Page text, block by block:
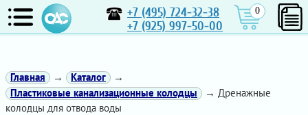
+7 (495) 724-32-38
+7 (925) 997-50-00
0
Главная → Каталог
→
Пластиковые канализационные колодцы
→ Дренажные
колодцы для отвода воды